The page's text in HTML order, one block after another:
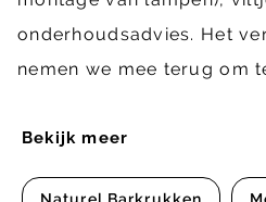
Bekijk meer
Naturel Barkrukken
onderhoudsadvies. Het
nemen we mee terug om